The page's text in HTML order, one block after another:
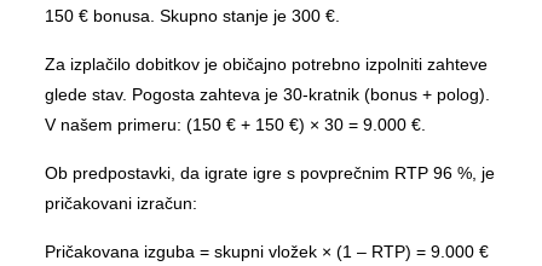
150 € bonusa. Skupno stanje je 300 €.
Za izplačilo dobitkov je običajno potrebno izpolniti zahteve
glede stav. Pogosta zahteva je 30-kratnik (bonus + polog).
V našem primeru: (150 € + 150 €) × 30 = 9.000 €.
Ob predpostavki, da igrate igre s povprečnim RTP 96 %, je
pričakovani izračun:
Pričakovana izguba = skupni vložek × (1 – RTP) = 9.000 €